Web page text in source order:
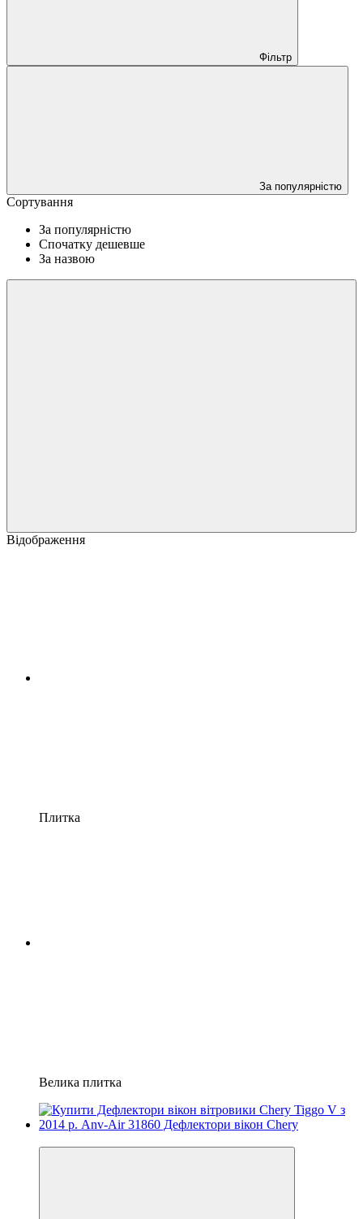
Фільтр
За популярністю
Сортування
За популярністю
Спочатку дешевше
За назвою
Відображення
Плитка
Велика плитка